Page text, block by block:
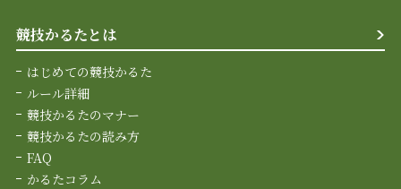
競技かるたとは
はじめての競技かるた
ルール詳細
競技かるたのマナー
競技かるたの読み方
FAQ
かるたコラム